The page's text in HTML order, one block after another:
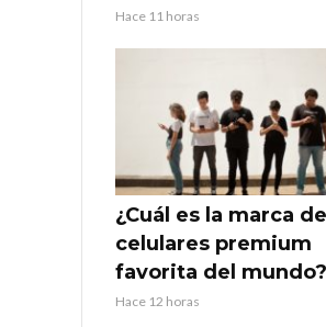
Hace 11 horas
¿Cuál es la marca de
celulares premium
favorita del mundo?
Hace 12 horas